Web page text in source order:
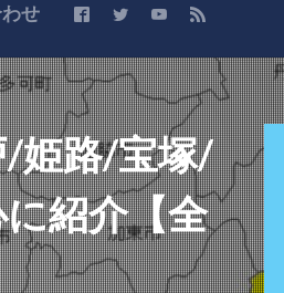
せ
/姫路/宝塚/
紹介【全